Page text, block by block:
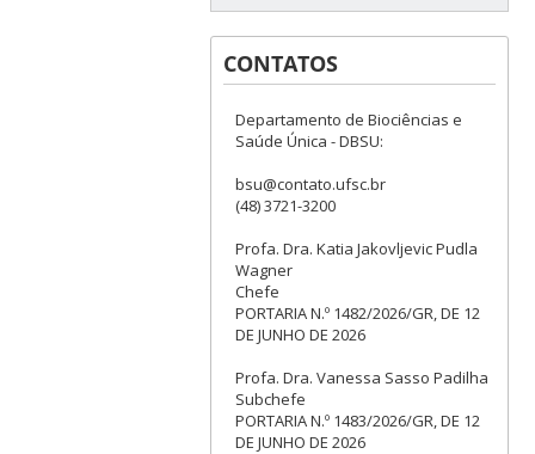
CONTATOS
Departamento de Biociências e
Saúde Única - DBSU:
bsu@contato.ufsc.br
(48) 3721-3200
Profa. Dra. Katia Jakovljevic Pudla
Wagner
Chefe
PORTARIA N.º 1482/2026/GR, DE 12
DE JUNHO DE 2026
Profa. Dra. Vanessa Sasso Padilha
Subchefe
PORTARIA N.º 1483/2026/GR, DE 12
DE JUNHO DE 2026